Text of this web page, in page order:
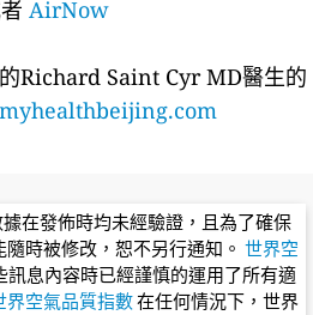
AirNow
Richard Saint Cyr MD醫生的
在發佈時均未經驗證，且為了確保
時被修改，恕不另行通知。 世界空
訊息內容時已經謹慎的運用了所有適
界空氣品質指數在任何情況下，世界